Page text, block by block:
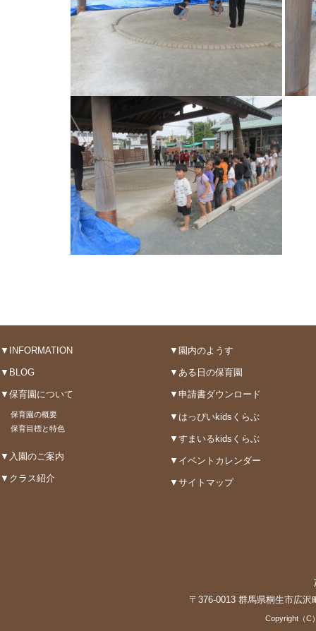
▼INFORMATION
▼BLOG
▼保育園について
保育園の概要
保育目標と特色
▼入園のご案内
▼クラス紹介
▼園内のようす
▼ある日の保育園
▼申請書ダウンロード
▼はっぴいkidsくらぶ
▼すまいるkidsくらぶ
▼イベントカレンダー
▼サイトマップ
〒376-0013 群馬県桐生市広
Copyright（C